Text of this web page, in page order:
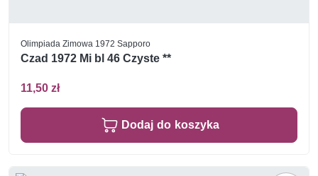
Olimpiada Zimowa 1972 Sapporo
Czad 1972 Mi bl 46 Czyste **
11,50 zł
Dodaj do koszyka